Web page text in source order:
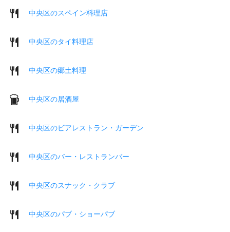
中央区のスペイン料理店
中央区のタイ料理店
中央区の郷土料理
中央区の居酒屋
中央区のビアレストラン・ガーデン
中央区のバー・レストランバー
中央区のスナック・クラブ
中央区のパブ・ショーパブ